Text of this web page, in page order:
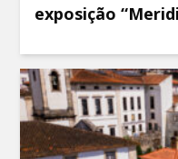
exposição